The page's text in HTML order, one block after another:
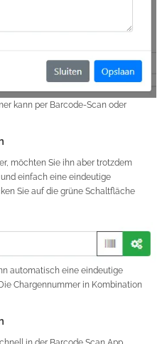
kann per Barcode-Scan oder
möchten Sie ihn aber trotzdem
einfach eine eindeutige
Sie auf die grüne Schaltfläche
automatisch eine eindeutige
Chargennummer in Kombination